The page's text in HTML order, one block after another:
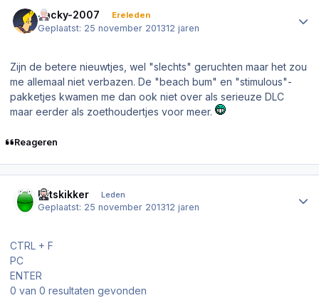
Jacky-2007 Ereleden
Geplaatst: 25 november 201312 jaren
Zijn de betere nieuwtjes, wel "slechts" geruchten maar het zou
me allemaal niet verbazen. De "beach bum" en "stimulous"-
pakketjes kwamen me dan ook niet over als serieuze DLC
maar eerder als zoethoudertjes voor meer.
Reageren
Flitskikker Leden
Geplaatst: 25 november 201312 jaren
CTRL + F
PC
ENTER
0 van 0 resultaten gevonden